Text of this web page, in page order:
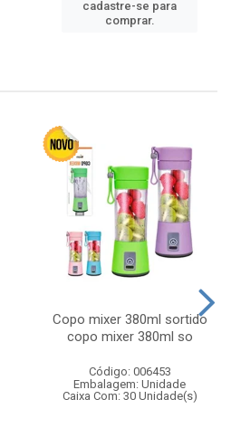
cadastre-se para
comprar.
Copo mixer 380ml sortido
copo mixer 380ml so
Código: 006453
Embalagem: Unidade
Caixa Com: 30 Unidade(s)